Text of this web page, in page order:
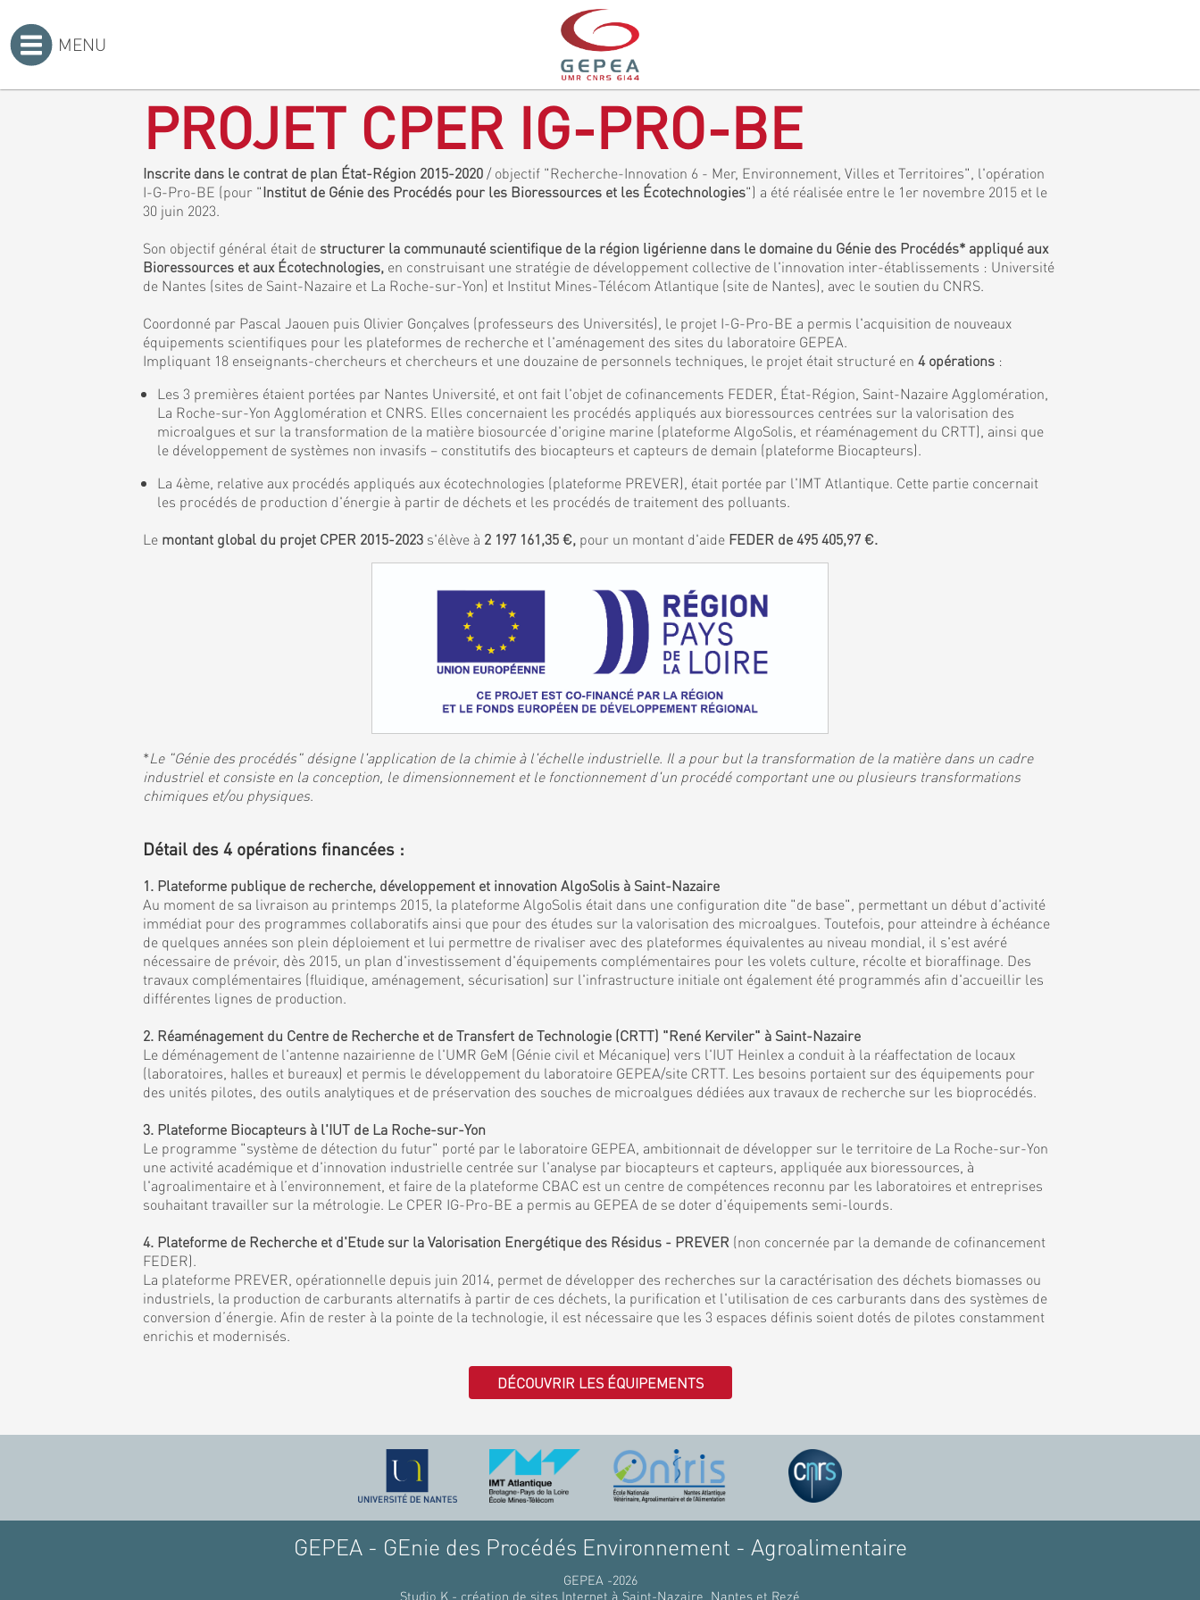
MENU
PROJET CPER IG-PRO-BE
Inscrite dans le contrat de plan État-Région 2015-2020 / objectif "Recherche-Innovation 6 - Mer, Environnement, Villes et Territoires", l'opération
I-G-Pro-BE (pour "Institut de Génie des Procédés pour les Bioressources et les Écotechnologies") a été réalisée entre le 1er novembre 2015 et le
30 juin 2023.
Son objectif général était de structurer la communauté scientifique de la région ligérienne dans le domaine du Génie des Procédés* appliqué aux
Bioressources et aux Écotechnologies, en construisant une stratégie de développement collective de l'innovation inter-établissements : Université
de Nantes (sites de Saint-Nazaire et La Roche-sur-Yon) et Institut Mines-Télécom Atlantique (site de Nantes), avec le soutien du CNRS.
Coordonné par Pascal Jaouen puis Olivier Gonçalves (professeurs des Universités), le projet I-G-Pro-BE a permis l'acquisition de nouveaux
équipements scientifiques pour les plateformes de recherche et l'aménagement des sites du laboratoire GEPEA.
Impliquant 18 enseignants-chercheurs et chercheurs et une douzaine de personnels techniques, le projet était structuré en 4 opérations :
Les 3 premières étaient portées par Nantes Université, et ont fait l'objet de cofinancements FEDER, État-Région, Saint-Nazaire Agglomération,
La Roche-sur-Yon Agglomération et CNRS. Elles concernaient les procédés appliqués aux bioressources centrées sur la valorisation des
microalgues et sur la transformation de la matière biosourcée d'origine marine (plateforme AlgoSolis, et réaménagement du CRTT), ainsi que
le développement de systèmes non invasifs – constitutifs des biocapteurs et capteurs de demain (plateforme Biocapteurs).
La 4ème, relative aux procédés appliqués aux écotechnologies (plateforme PREVER), était portée par l'IMT Atlantique. Cette partie concernait
les procédés de production d'énergie à partir de déchets et les procédés de traitement des polluants.
Le montant global du projet CPER 2015-2023 s'élève à 2 197 161,35 €, pour un montant d'aide FEDER de 495 405,97 €.
*Le "Génie des procédés" désigne l'application de la chimie à l'échelle industrielle. Il a pour but la transformation de la matière dans un cadre
industriel et consiste en la conception, le dimensionnement et le fonctionnement d'un procédé comportant une ou plusieurs transformations
chimiques et/ou physiques.
Détail des 4 opérations financées :
1. Plateforme publique de recherche, développement et innovation AlgoSolis à Saint-Nazaire
Au moment de sa livraison au printemps 2015, la plateforme AlgoSolis était dans une configuration dite "de base", permettant un début d'activité
immédiat pour des programmes collaboratifs ainsi que pour des études sur la valorisation des microalgues. Toutefois, pour atteindre à échéance
de quelques années son plein déploiement et lui permettre de rivaliser avec des plateformes équivalentes au niveau mondial, il s'est avéré
nécessaire de prévoir, dès 2015, un plan d'investissement d'équipements complémentaires pour les volets culture, récolte et bioraffinage. Des
travaux complémentaires (fluidique, aménagement, sécurisation) sur l'infrastructure initiale ont également été programmés afin d'accueillir les
différentes lignes de production.
2. Réaménagement du Centre de Recherche et de Transfert de Technologie (CRTT) "René Kerviler" à Saint-Nazaire
Le déménagement de l'antenne nazairienne de l'UMR GeM (Génie civil et Mécanique) vers l'IUT Heinlex a conduit à la réaffectation de locaux
(laboratoires, halles et bureaux) et permis le développement du laboratoire GEPEA/site CRTT. Les besoins portaient sur des équipements pour
des unités pilotes, des outils analytiques et de préservation des souches de microalgues dédiées aux travaux de recherche sur les bioprocédés.
3. Plateforme Biocapteurs à l'IUT de La Roche-sur-Yon
Le programme "système de détection du futur" porté par le laboratoire GEPEA, ambitionnait de développer sur le territoire de La Roche-sur-Yon
une activité académique et d'innovation industrielle centrée sur l'analyse par biocapteurs et capteurs, appliquée aux bioressources, à
l'agroalimentaire et à l’environnement, et faire de la plateforme CBAC est un centre de compétences reconnu par les laboratoires et entreprises
souhaitant travailler sur la métrologie. Le CPER IG-Pro-BE a permis au GEPEA de se doter d'équipements semi-lourds.
4. Plateforme de Recherche et d'Etude sur la Valorisation Energétique des Résidus - PREVER (non concernée par la demande de cofinancement
FEDER).
La plateforme PREVER, opérationnelle depuis juin 2014, permet de développer des recherches sur la caractérisation des déchets biomasses ou
industriels, la production de carburants alternatifs à partir de ces déchets, la purification et l'utilisation de ces carburants dans des systèmes de
conversion d’énergie. Afin de rester à la pointe de la technologie, il est nécessaire que les 3 espaces définis soient dotés de pilotes constamment
enrichis et modernisés.
DÉCOUVRIR LES ÉQUIPEMENTS
GEPEA - GEnie des Procédés Environnement - Agroalimentaire
GEPEA -2026
Studio K - création de sites Internet à Saint-Nazaire, Nantes et Rezé